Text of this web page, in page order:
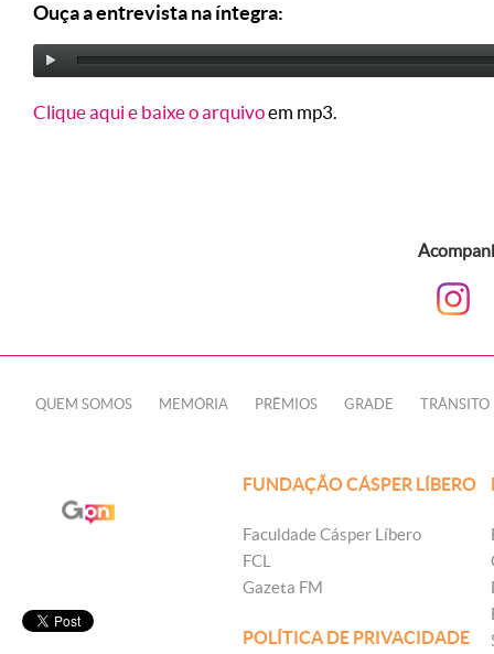
Ouça a entrevista na íntegra:
Clique aqui e baixe o arquivoem mp3.
QUEM SOMOS MEMÓRIA PRÊMIOS GRADE TRÂNSITO
FUNDAÇÃO CÁSPER LÍBERO
Faculdade Cásper Líbero
FCL
Gazeta FM
POLÍTICA DE PRIVACIDADE